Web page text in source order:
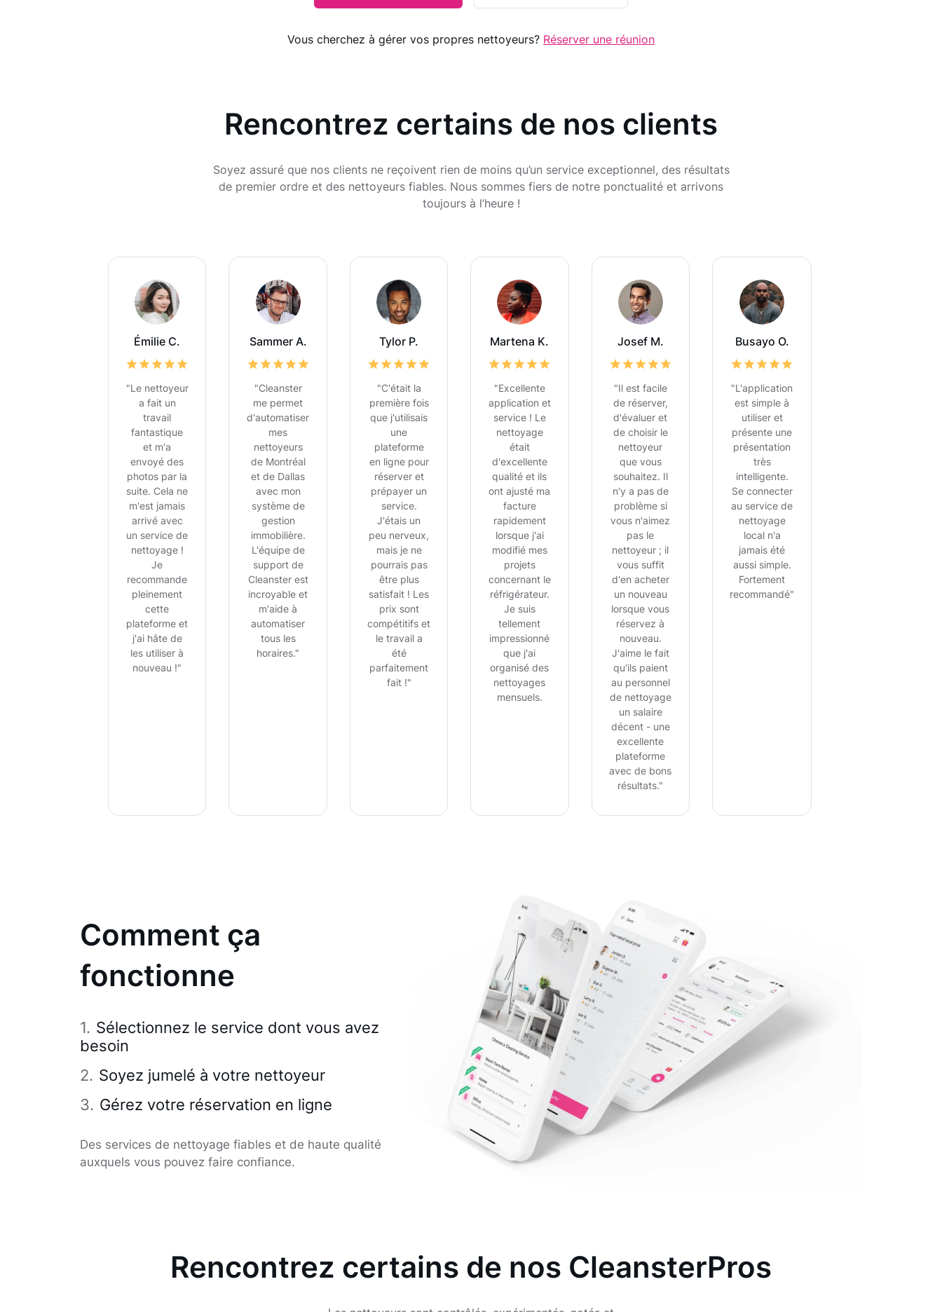
Vous cherchez à gérer vos propres nettoyeurs? Réserver une réunion
Rencontrez certains de nos clients
Soyez assuré que nos clients ne reçoivent rien de moins qu’un service exceptionnel, des résultats
de premier ordre et des nettoyeurs fiables. Nous sommes fiers de notre ponctualité et arrivons
toujours à l’heure !
Émilie C.
"Le nettoyeur
a fait un
travail
fantastique
et m'a
envoyé des
photos par la
suite. Cela ne
m'est jamais
arrivé avec
un service de
nettoyage !
Je
recommande
pleinement
cette
plateforme et
j'ai hâte de
les utiliser à
nouveau !"
Sammer A.
"Cleanster
me permet
d'automatiser
mes
nettoyeurs
de Montréal
et de Dallas
avec mon
système de
gestion
immobilière.
L'équipe de
support de
Cleanster est
incroyable et
m'aide à
automatiser
tous les
horaires."
Tylor P.
"C'était la
première fois
que j'utilisais
une
plateforme
en ligne pour
réserver et
prépayer un
service.
J'étais un
peu nerveux,
mais je ne
pourrais pas
être plus
satisfait ! Les
prix sont
compétitifs et
le travail a
été
parfaitement
fait !"
Martena K.
"Excellente
application et
service ! Le
nettoyage
était
d'excellente
qualité et ils
ont ajusté ma
facture
rapidement
lorsque j'ai
modifié mes
projets
concernant le
réfrigérateur.
Je suis
tellement
impressionné
que j'ai
organisé des
nettoyages
mensuels.
Josef M.
"Il est facile
de réserver,
d'évaluer et
de choisir le
nettoyeur
que vous
souhaitez. Il
n'y a pas de
problème si
vous n'aimez
pas le
nettoyeur ; il
vous suffit
d'en acheter
un nouveau
lorsque vous
réservez à
nouveau.
J'aime le fait
qu'ils paient
au personnel
de nettoyage
un salaire
décent - une
excellente
plateforme
avec de bons
résultats."
Busayo O.
"L'application
est simple à
utiliser et
présente une
présentation
très
intelligente.
Se connecter
au service de
nettoyage
local n'a
jamais été
aussi simple.
Fortement
recommandé"
Comment ça
fonctionne
Sélectionnez le service dont vous avez
besoin
Soyez jumelé à votre nettoyeur
Gérez votre réservation en ligne
Des services de nettoyage fiables et de haute qualité
auxquels vous pouvez faire confiance.
Rencontrez certains de nos CleansterPros